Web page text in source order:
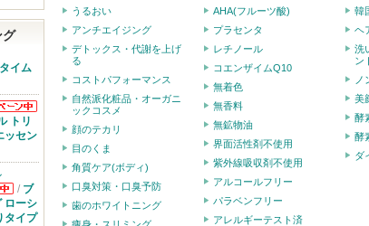
うるおい
アンチエイジング
デトックス・代謝を上げ
る
コストパフォーマンス
自然派化粧品・オーガニ
ックコスメ
顔のテカリ
目のくま
角質ケア(ボディ)
口臭対策・口臭予防
歯のホワイトニング
AHA(フルーツ酸)
プラセンタ
レチノール
コエンザイムQ10
無着色
無香料
無鉱物油
界面活性剤不使用
紫外線吸収剤不使用
アルコールフリー
パラベンフリー
アレルギーテスト済
韓
ヘ
洗
ン
ノ
美
酵
酵
ダ
グ
イム
のお
ありま
トリ
ッセン
か
が
/ ブ
ローシ
タイプ